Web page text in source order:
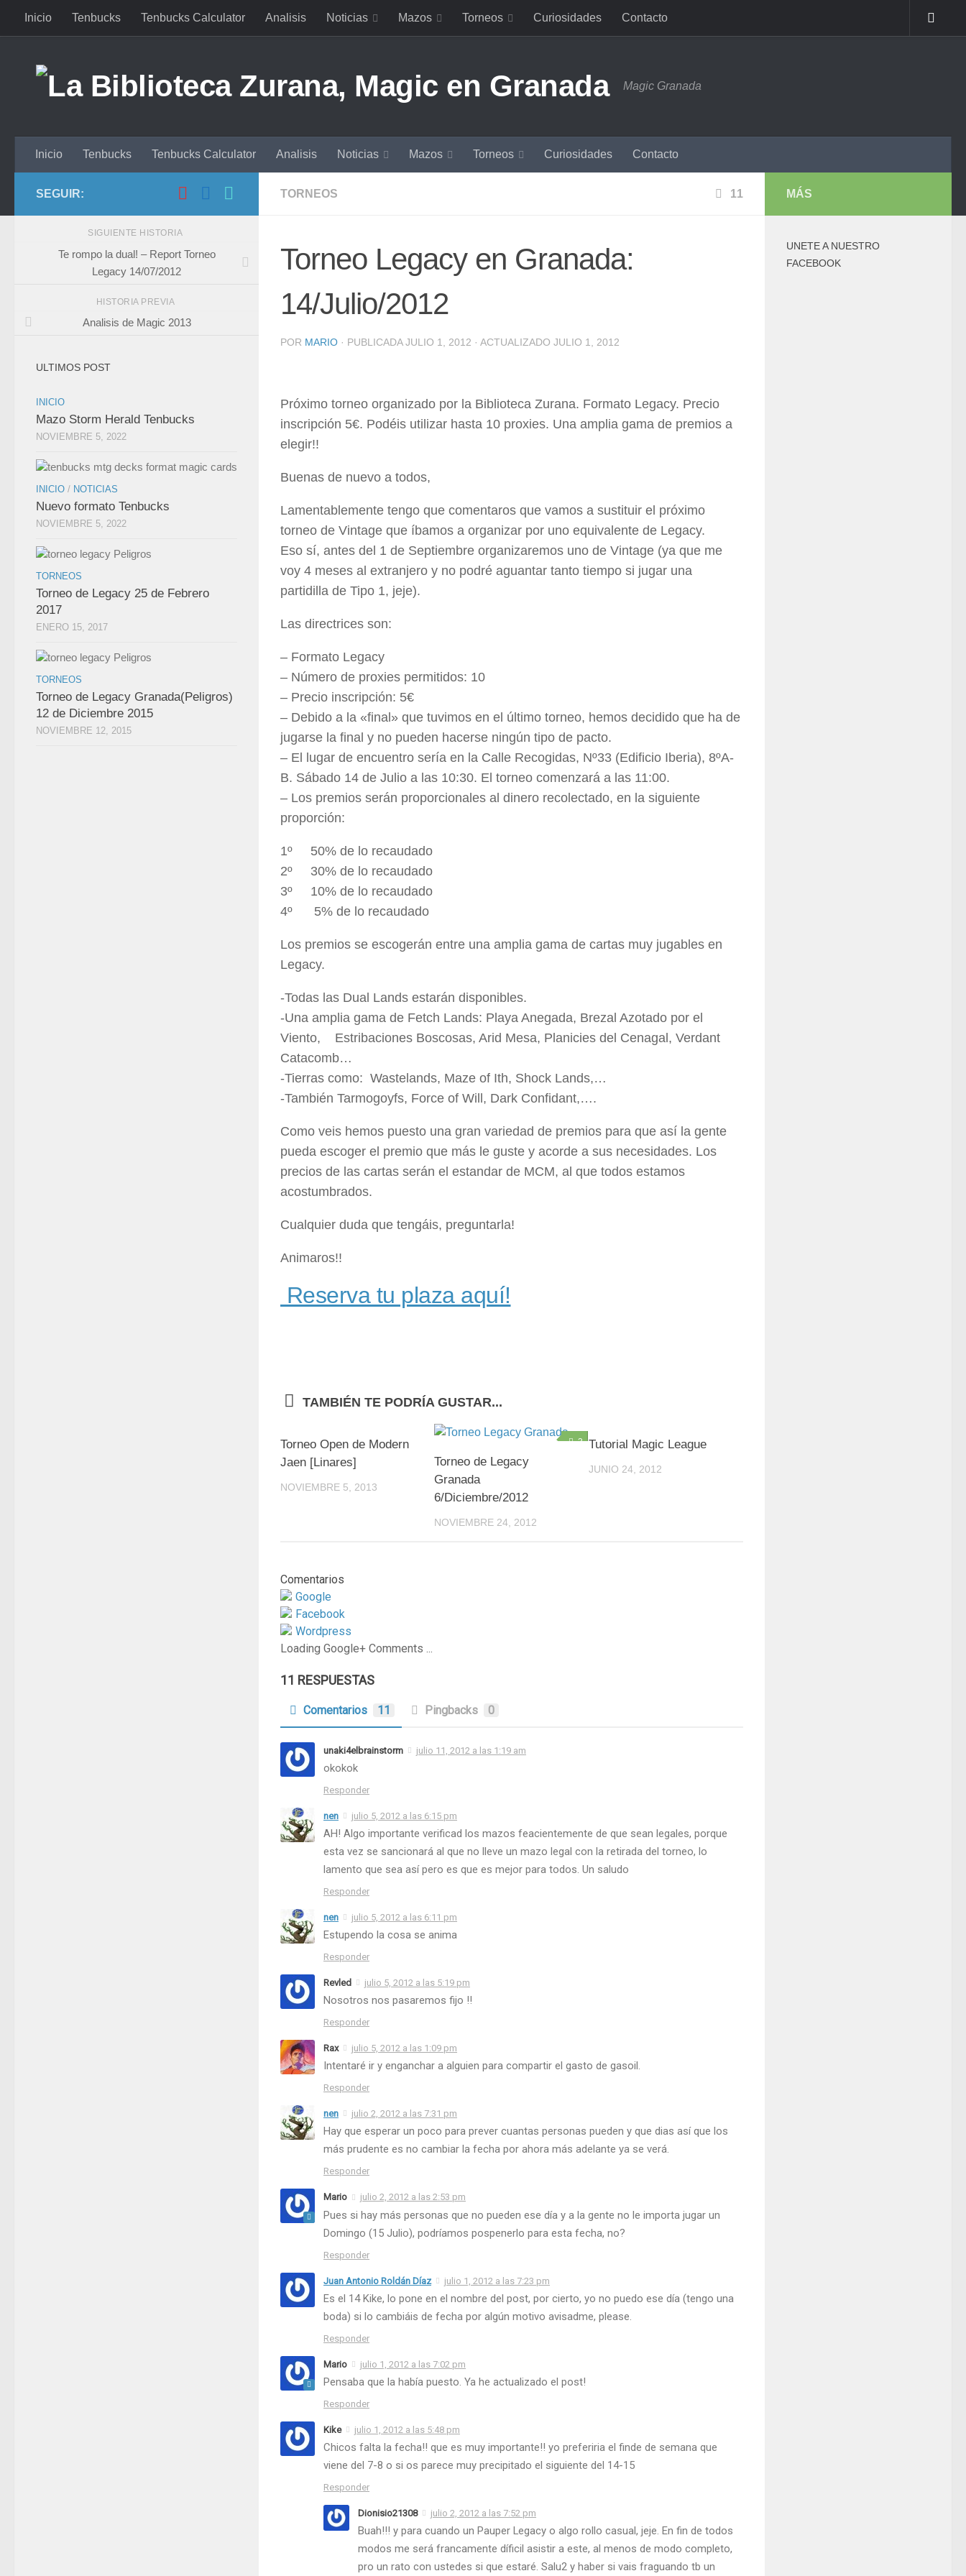
Saltar al contenido
Inicio Tenbucks Tenbucks Calculator Analisis Noticias Mazos Torneos Curiosidades Contacto
Magic Granada
Inicio Tenbucks Tenbucks Calculator Analisis Noticias Mazos Torneos Curiosidades Contacto
TORNEOS 11
Torneo Legacy en Granada:
14/Julio/2012
POR MARIO · PUBLICADAJULIO 1, 2012 · ACTUALIZADO JULIO 1, 2012
Próximo torneo organizado por la Biblioteca Zurana. Formato Legacy. Precio
inscripción 5€. Podéis utilizar hasta 10 proxies. Una amplia gama de premios a
elegir!!
Buenas de nuevo a todos,
Lamentablemente tengo que comentaros que vamos a sustituir el próximo
torneo de Vintage que íbamos a organizar por uno equivalente de Legacy.
Eso sí, antes del 1 de Septiembre organizaremos uno de Vintage (ya que me
voy 4 meses al extranjero y no podré aguantar tanto tiempo si jugar una
partidilla de Tipo 1, jeje).
Las directrices son:
– Formato Legacy
– Número de proxies permitidos: 10
– Precio inscripción: 5€
– Debido a la «final» que tuvimos en el último torneo, hemos decidido que ha de
jugarse la final y no pueden hacerse ningún tipo de pacto.
– El lugar de encuentro sería en la Calle Recogidas, Nº33 (Edificio Iberia), 8ºA-
B. Sábado 14 de Julio a las 10:30. El torneo comenzará a las 11:00.
– Los premios serán proporcionales al dinero recolectado, en la siguiente
proporción:
1º 50% de lo recaudado
2º 30% de lo recaudado
3º 10% de lo recaudado
4º 5% de lo recaudado
Los premios se escogerán entre una amplia gama de cartas muy jugables en
Legacy.
-Todas las Dual Lands estarán disponibles.
-Una amplia gama de Fetch Lands: Playa Anegada, Brezal Azotado por el
Viento, Estribaciones Boscosas, Arid Mesa, Planicies del Cenagal, Verdant
Catacomb…
-Tierras como: Wastelands, Maze of Ith, Shock Lands,…
-También Tarmogoyfs, Force of Will, Dark Confidant,….
Como veis hemos puesto una gran variedad de premios para que así la gente
pueda escoger el premio que más le guste y acorde a sus necesidades. Los
precios de las cartas serán el estandar de MCM, al que todos estamos
acostumbrados.
Cualquier duda que tengáis, preguntarla!
Animaros!!
Reserva tu plaza aquí!
TAMBIÉN TE PODRÍA GUSTAR...
Torneo Open de Modern
Jaen [Linares]
NOVIEMBRE 5, 2013
3
Torneo de Legacy
Granada
6/Diciembre/2012
NOVIEMBRE 24, 2012
Tutorial Magic League
JUNIO 24, 2012
Comentarios
Google
Facebook
Wordpress
Loading Google+ Comments ...
11 RESPUESTAS
Comentarios 11 Pingbacks 0
unaki4elbrainstorm julio 11, 2012 a las 1:19 am
okokok
Responder
nen julio 5, 2012 a las 6:15 pm
AH! Algo importante verificad los mazos feacientemente de que sean legales, porque
esta vez se sancionará al que no lleve un mazo legal con la retirada del torneo, lo
lamento que sea así pero es que es mejor para todos. Un saludo
Responder
nen julio 5, 2012 a las 6:11 pm
Estupendo la cosa se anima
Responder
Revled julio 5, 2012 a las 5:19 pm
Nosotros nos pasaremos fijo !!
Responder
Rax julio 5, 2012 a las 1:09 pm
Intentaré ir y enganchar a alguien para compartir el gasto de gasoil.
Responder
nen julio 2, 2012 a las 7:31 pm
Hay que esperar un poco para prever cuantas personas pueden y que dias así que los
más prudente es no cambiar la fecha por ahora más adelante ya se verá.
Responder
Mario julio 2, 2012 a las 2:53 pm
Pues si hay más personas que no pueden ese día y a la gente no le importa jugar un
Domingo (15 Julio), podríamos pospenerlo para esta fecha, no?
Responder
Juan Antonio Roldán Díaz julio 1, 2012 a las 7:23 pm
Es el 14 Kike, lo pone en el nombre del post, por cierto, yo no puedo ese día (tengo una
boda) si lo cambiáis de fecha por algún motivo avisadme, please.
Responder
Mario julio 1, 2012 a las 7:02 pm
Pensaba que la había puesto. Ya he actualizado el post!
Responder
Kike julio 1, 2012 a las 5:48 pm
Chicos falta la fecha!! que es muy importante!! yo preferiria el finde de semana que
viene del 7-8 o si os parece muy precipitado el siguiente del 14-15
Responder
Dionisio21308 julio 2, 2012 a las 7:52 pm
Buah!!! y para cuando un Pauper Legacy o algo rollo casual, jeje. En fin de todos
modos me será francamente díficil asistir a este, al menos de modo completo,
pro un rato con ustedes si que estaré. Salu2 y haber si vais fraguando tb un
SEGUIR:
SIGUIENTE HISTORIA
Te rompo la dual! – Report Torneo
Legacy 14/07/2012
HISTORIA PREVIA
Analisis de Magic 2013
ULTIMOS POST
INICIO
Mazo Storm Herald Tenbucks
NOVIEMBRE 5, 2022
INICIO / NOTICIAS
Nuevo formato Tenbucks
NOVIEMBRE 5, 2022
TORNEOS
Torneo de Legacy 25 de Febrero
2017
ENERO 15, 2017
TORNEOS
Torneo de Legacy Granada(Peligros)
12 de Diciembre 2015
NOVIEMBRE 12, 2015
MÁS
UNETE A NUESTRO
FACEBOOK